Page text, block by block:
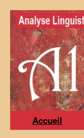
Aller
au
contenu
Accueil